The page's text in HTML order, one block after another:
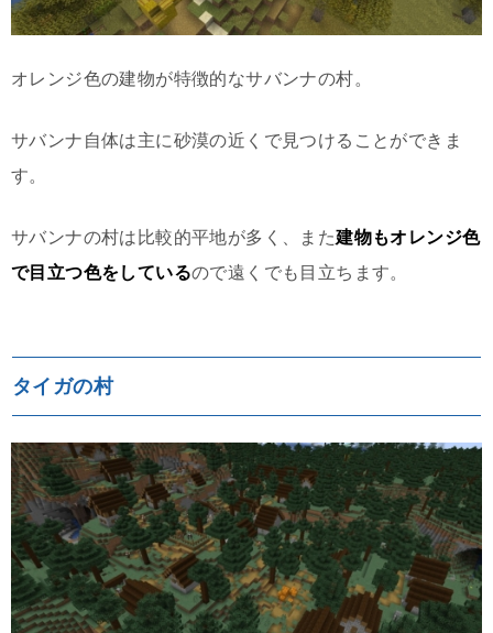
オレンジ色の建物が特徴的なサバンナの村。
サバンナ自体は主に砂漠の近くで見つけることができま
す。
サバンナの村は比較的平地が多く、また建物もオレンジ色
で目立つ色をしているので遠くでも目立ちます。
タイガの村